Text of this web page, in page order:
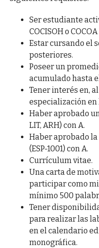
Ser estudiante
COCISOH o COCOA
Estar cursando el
posteriores.
Poseer un
acumulado hasta
Tener interés en,
especialización en
Haber aprobado
LIT, ARH) con A.
Haber aprobado
(ESP-1001) con A.
Currículum vitae.
Una carta de
participar como
mínimo 500
Tener
para realizar las
en el calendario
monográfica.